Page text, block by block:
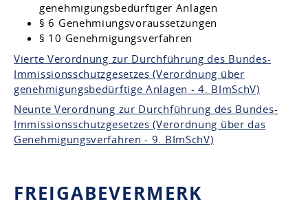
genehmigungsbedürftiger Anlagen
§ 6 Genehmiungsvoraussetzungen
§ 10 Genehmigungsverfahren
Vierte Verordnung zur Durchführung des Bundes-
Immissionsschutzgesetzes (Verordnung über
genehmigungsbedürftige Anlagen - 4. BImSchV)
Neunte Verordnung zur Durchführung des Bundes-
Immissionsschutzgesetzes (Verordnung über das
Genehmigungsverfahren - 9. BImSchV)
FREIGABEVERMERK